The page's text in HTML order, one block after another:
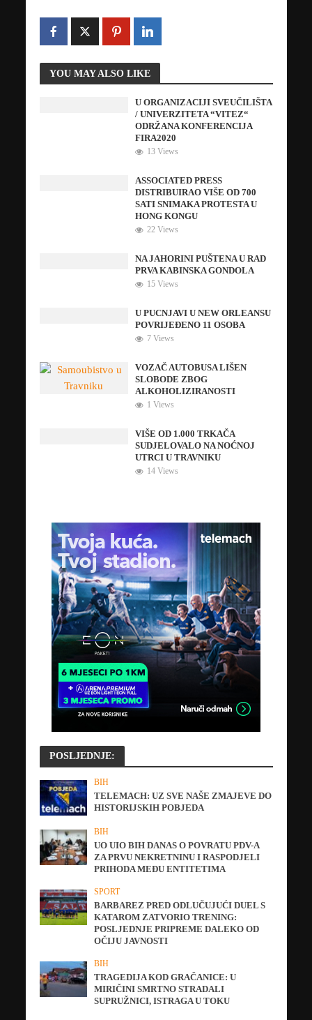
YOU MAY ALSO LIKE
U ORGANIZACIJI SVEUČILIŠTA
/ UNIVERZITETA “VITEZ“
ODRŽANA KONFERENCIJA
FIRA2020
13 Views
ASSOCIATED PRESS
DISTRIBUIRAO VIŠE OD 700
SATI SNIMAKA PROTESTA U
HONG KONGU
22 Views
NA JAHORINI PUŠTENA U RAD
PRVA KABINSKA GONDOLA
15 Views
U PUCNJAVI U NEW ORLEANSU
POVRIJEĐENO 11 OSOBA
7 Views
VOZAČ AUTOBUSA LIŠEN
SLOBODE ZBOG
ALKOHOLIZIRANOSTI
1 Views
VIŠE OD 1.000 TRKAČA
SUDJELOVALO NA NOĆNOJ
UTRCI U TRAVNIKU
14 Views
POSLJEDNJE:
BIH
TELEMACH: UZ SVE NAŠE ZMAJEVE DO
HISTORIJSKIH POBJEDA
BIH
UO UIO BIH DANAS O POVRATU PDV-A
ZA PRVU NEKRETNINU I RASPODJELI
PRIHODA MEĐU ENTITETIMA
SPORT
BARBAREZ PRED ODLUČUJUĆI DUEL S
KATAROM ZATVORIO TRENING:
POSLJEDNJE PRIPREME DALEKO OD
OČIJU JAVNOSTI
BIH
TRAGEDIJA KOD GRAČANICE: U
MIRIČINI SMRTNO STRADALI
SUPRUŽNICI, ISTRAGA U TOKU